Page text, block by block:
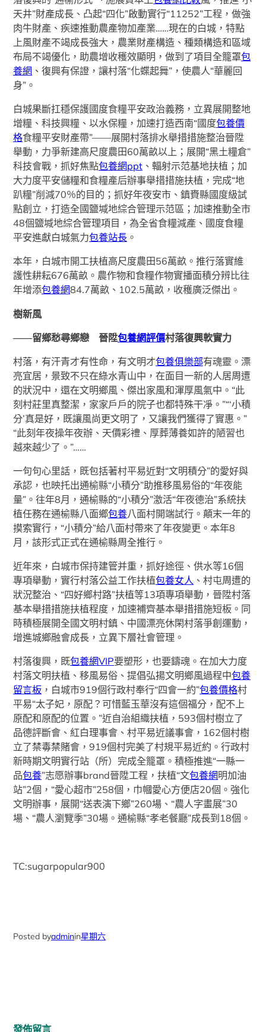
天井”財產成長、凸起“四化”啟動實行“11252”工程，做強
肉牛財產、疾速推動農產物加產業……現在的白城，特點
上風財產不竭成長強大，農業財產構造、種類構造和區域
布局不竭優化，助農增收穫效顯明，做到了項目全籠罩包
養網 、復興有保證，讓村落“化蝶起舞”，使農人“華麗回
身”。
白城果斷扛穩保護國度食糧平安政治義務，立異展開整地
增糧、科技興糧、以水保糧，加速打造西南“國度包養價
格食糧平安財產帶”——展開村落排水舉措措施整治晉陞
舉動，力爭新建高尺度農田60萬畝以上；展開“黑土糧倉”
科技會戰，抓好焦點包養網ppt 、輻射示范基地扶植；加
大力度平安儲糧和食糧產后辦事舉措措施扶植，完成“地
趴糧”削減70％的目的；抓好年夜安市、鎮賚縣國度級試
點創立，打造全國鹽堿地綜合管理示范區；加速推動全市
48個鹽堿地綜合管理項目，為全省食糧減產、國度食糧
平安進獻白城氣力包養站長 。
本年，白城市開工扶植高尺度農田56萬畝。推行落實維
護性耕耘676萬畝。農作物和食糧作物實播面積分辨比往
年增添包養網84.7萬畝、102.5萬畝，收穫廣泛傑出。
樹新風
——留鄉愁尋鄉戀 晉陞包養網評價村落復興軟實力
村落，有汗青才有性命，有文明才包養俱樂部有魂靈。漂
亮宜居，景致不只在綠水青山中，在面目一新的人居周遭
的狀況中，還在文明鄉風、傑出家風和渾厚風氣中。“此
刻村莊里真整潔，家家戶戶的院子也都特殊干凈。”“‘小積
分’真是好，既讓風尚更文明了，又讓我們獲得了實惠。”
“此刻年夜操年夜辦、天價彩禮、厚葬薄養如許的陋習也
越來越少了。”……
一句句心里話，既包括著村平易近對“文明積分”的愛好與
承認，也映托出通榆縣“小積分”助推移風易俗的“年夜能
量”。往年8月，通榆縣的“小積分”激活“年夜德治”系統扶
植任務在通榆縣八面鄉包養八面村開端試行。顛末一年的
摸索實行，“小積分”給八面村帶來了年夜變更。本年8
月，該形式正式在通榆縣周全推行。
近年來，白城市保持建管并重，抓好途徑、供水等16個
專項舉動，實行村落公益工作扶植包養女人 、村屯周遭的
狀況整治、“四好鄉村路”扶植等13項專項舉動，晉陞村落
基本舉措措施扶植程度，加速補齊基本舉措措施短板。同
時積極展開全國文明村鎮、中國漂亮休閑村落爭創運動，
增進城鄉融會成長，立異下層社會管理。
村落復興，既包養網VIP要塑形，也要鑄魂。在加大力度
村落文明扶植、移風易俗、提倡弘揚文明鄉風過程中包養
留言板 ，白城市919個行政村奉行“四會一約”包養價格村
平易“太子妃，原配？可惜藍玉華沒有這個福分，配不上
原配和原配的位置。”近自治組織扶植，593個村樹立了
品德評斷會、紅白理事會、村平易近議事會，162個村樹
立了禁毒禁賭會，919個村完美了村規平易近約。行政村
新時期文明實行站（所）完成全籠罩。積極推進“一縣一
品包養”志愿辦事brand晉陞工程，扶植“文包養網明加油
站”2個，“愛心超市”258個，巾幗愛心方便店20個。強化
文明辦事，展開“送表演下鄉”260場、“農人字畫展”30
場、“農人瀏覽季”30場。通榆縣“孝老餐廳”成長到18個。
TC:sugarpopular900
Posted byadminin星期六